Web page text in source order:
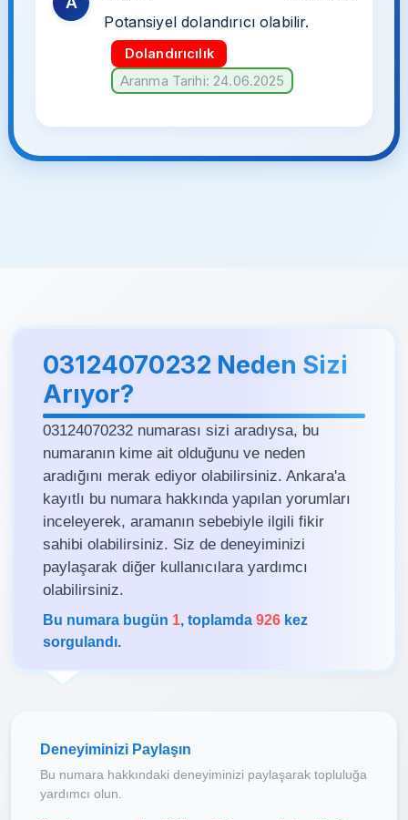
Potansiyel dolandırıcı olabilir.
Dolandırıcılık
Aranma Tarihi: 24.06.2025
03124070232 Neden Sizi
Arıyor?
03124070232 numarası sizi aradıysa, bu
numaranın kime ait olduğunu ve neden
aradığını merak ediyor olabilirsiniz. Ankara'a
kayıtlı bu numara hakkında yapılan yorumları
inceleyerek, aramanın sebebiyle ilgili fikir
sahibi olabilirsiniz. Siz de deneyiminizi
paylaşarak diğer kullanıcılara yardımcı
olabilirsiniz.
Bu numara bugün 1, toplamda 926 kez
sorgulandı.
Deneyiminizi Paylaşın
Bu numara hakkındaki deneyiminizi paylaşarak topluluğa
yardımcı olun.